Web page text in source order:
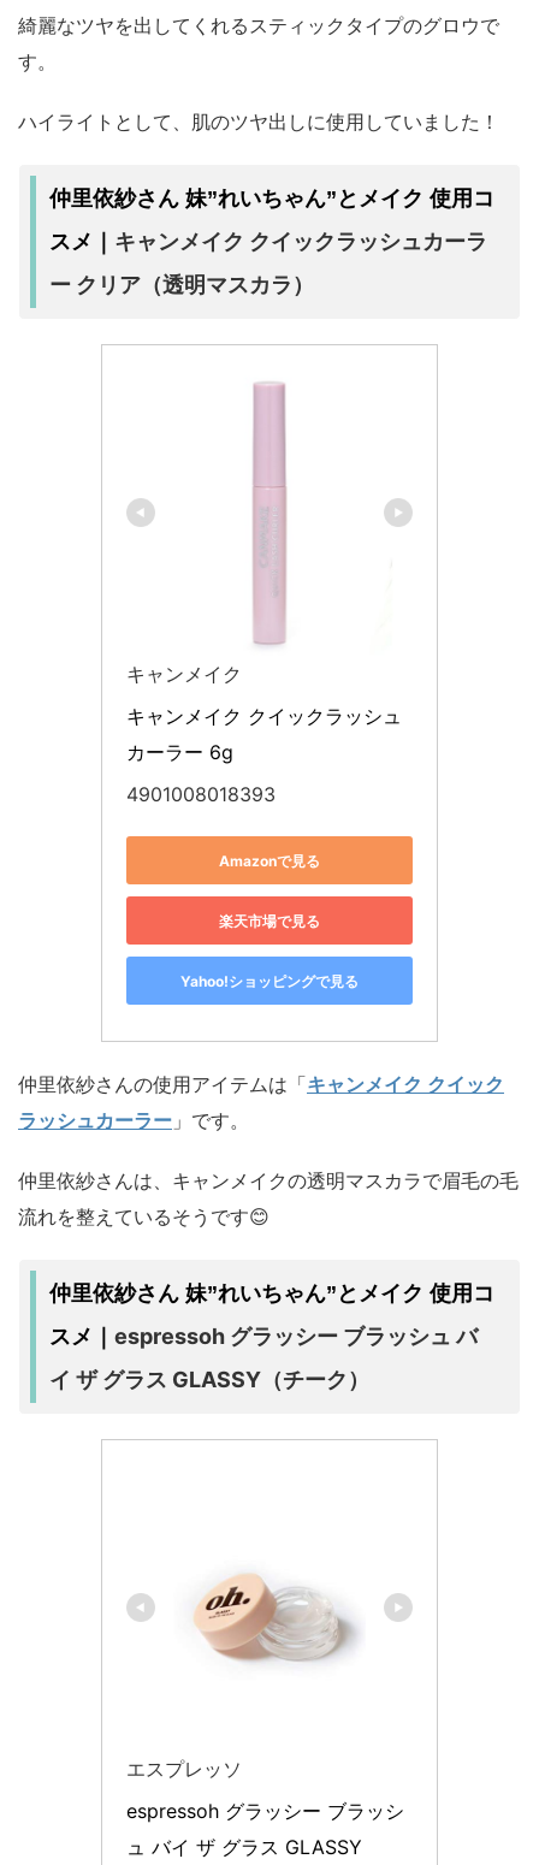
綺麗なツヤを出してくれるスティックタイプのグロウで
す。
ハイライトとして、肌のツヤ出しに使用していました！
仲里依紗さん 妹”れいちゃん”とメイク 使用コ
スメ｜ キャンメイク クイックラッシュカーラ
ー クリア（透明マスカラ）
キャンメイク
キャンメイク クイックラッシュ
カーラー 6g
4901008018393
Amazonで見る
楽天市場で見る
Yahoo!ショッピングで見る
仲里依紗さんの使用アイテムは「キャンメイク クイック
ラッシュカーラー 」です。
仲里依紗さんは、キャンメイクの透明マスカラで眉毛の毛
流れを整えているそうです😊
仲里依紗さん 妹”れいちゃん”とメイク 使用コ
スメ｜espressoh グラッシー ブラッシュ バ
イ ザ グラス GLASSY（チーク）
エスプレッソ
espressoh グラッシー ブラッシ
ュ バイ ザ グラス GLASSY